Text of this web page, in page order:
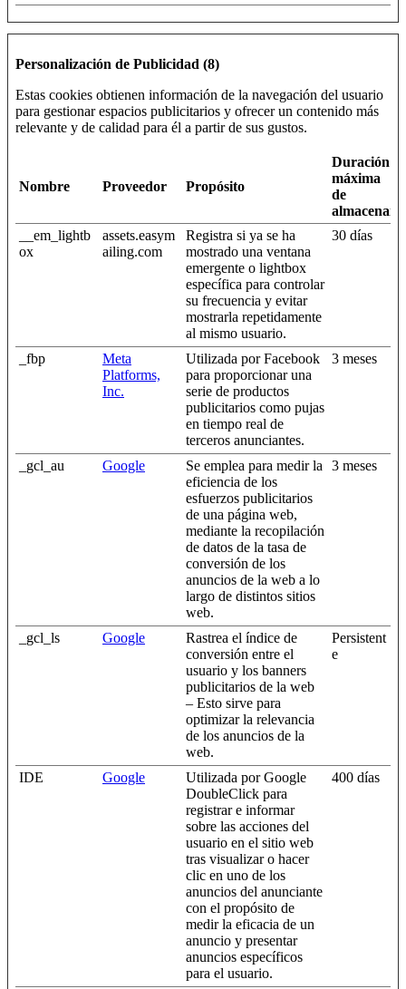
Personalización de Publicidad (8)
Estas cookies obtienen información de la navegación del usuario
para gestionar espacios publicitarios y ofrecer un contenido más
relevante y de calidad para él a partir de sus gustos.
Nombre Proveedor Propósito
Duración
máxima
de
__em_lightb
ox
assets.easym
ailing.com
Registra si ya se ha
mostrado una ventana
emergente o lightbox
específica para controlar
su frecuencia y evitar
mostrarla repetidamente
al mismo usuario.
30 días
_fbp
Meta
Platforms,
Inc.
Utilizada por Facebook
para proporcionar una
serie de productos
publicitarios como pujas
en tiempo real de
terceros anunciantes.
3 meses
_gcl_au Google
Se emplea para medir la
eficiencia de los
esfuerzos publicitarios
de una página web,
mediante la recopilación
de datos de la tasa de
conversión de los
anuncios de la web a lo
largo de distintos sitios
web.
3 meses
_gcl_ls Google
Rastrea el índice de
conversión entre el
usuario y los banners
publicitarios de la web
– Esto sirve para
optimizar la relevancia
de los anuncios de la
web.
Persistent
e
IDE Google
Utilizada por Google
DoubleClick para
registrar e informar
sobre las acciones del
usuario en el sitio web
tras visualizar o hacer
clic en uno de los
anuncios del anunciante
con el propósito de
medir la eficacia de un
anuncio y presentar
anuncios específicos
para el usuario.
400 días